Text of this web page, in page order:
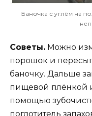
Баночка с углём на
Советы. Можно
порошок и
баночку. Дальше
пищевой плёнкой
помощью
поглотитель